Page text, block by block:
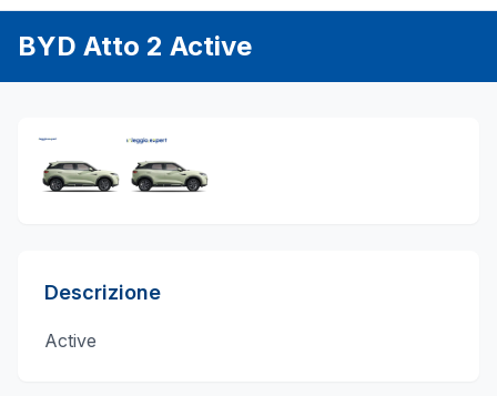
BYD Atto 2 Active
Descrizione
Active